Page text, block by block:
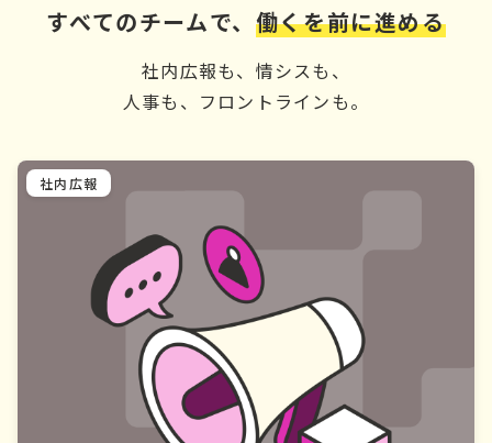
すべてのチームで、 働くを前に進める
社内広報も、情シスも、
人事も、フロントラインも。
社内広報